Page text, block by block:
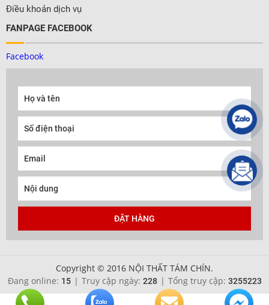
Điều khoản dịch vụ
FANPAGE FACEBOOK
Facebook
Copyright © 2016 NỘI THẤT TÁM CHÍN.
Đang online: 15 | Truy cập ngày: 228 | Tổng truy cập: 3255223